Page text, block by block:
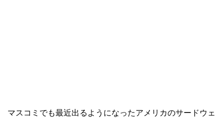
マスコミでも最近出るようになったアメリカのサードウェ